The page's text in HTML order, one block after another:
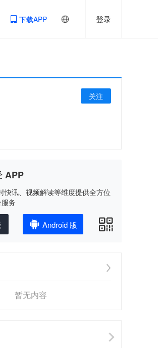
下载APP 登录
关注
APP
快讯、视频解读等维度提供全方位
务
Android 版
暂无内容